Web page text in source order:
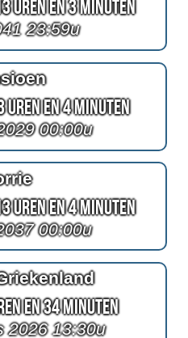
Uren en 3 Minuten
23:59u
Uren en 4 Minuten
00:00u
Uren en 4 Minuten
00:00u
en 34 Minuten
2026 13:30u